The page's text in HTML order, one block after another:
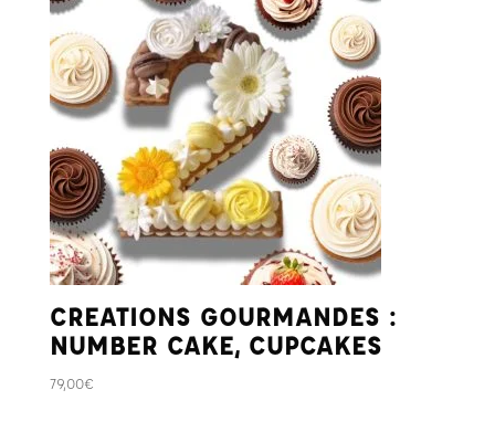
CREATIONS GOURMANDES :
NUMBER CAKE, CUPCAKES
79,00€